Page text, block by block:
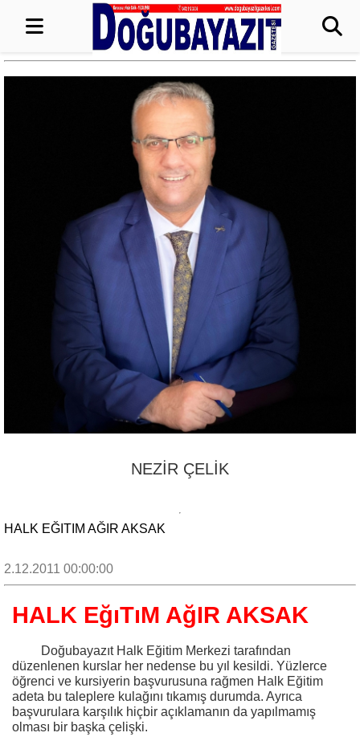
NEZİR ÇELİK
HALK EĞITIM AĞIR AKSAK
2.12.2011 00:00:00
HALK EğıTıM AğIR AKSAK
Doğubayazıt Halk Eğitim Merkezi tarafından
düzenlenen kurslar her nedense bu yıl kesildi. Yüzlerce
öğrenci ve kursiyerin başvurusuna rağmen Halk Eğitim
adeta bu taleplere kulağını tıkamış durumda. Ayrıca
başvurulara karşılık hiçbir açıklamanın da yapılmamış
olması bir başka çelişki.